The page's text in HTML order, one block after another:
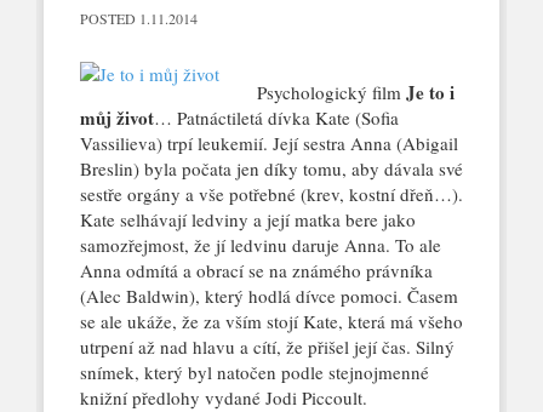
POSTED 1.11.2014
Psychologický film Je to i
můj život… Patnáctiletá dívka Kate (Sofia
Vassilieva) trpí leukemií. Její sestra Anna (Abigail
Breslin) byla počata jen díky tomu, aby dávala své
sestře orgány a vše potřebné (krev, kostní dřeň…).
Kate selhávají ledviny a její matka bere jako
samozřejmost, že jí ledvinu daruje Anna. To ale
Anna odmítá a obrací se na známého právníka
(Alec Baldwin), který hodlá dívce pomoci. Časem
se ale ukáže, že za vším stojí Kate, která má všeho
utrpení až nad hlavu a cítí, že přišel jejíčas. Silný
snímek, který byl natočen podle stejnojmenné
knižní předlohy vydané Jodi Piccoult.